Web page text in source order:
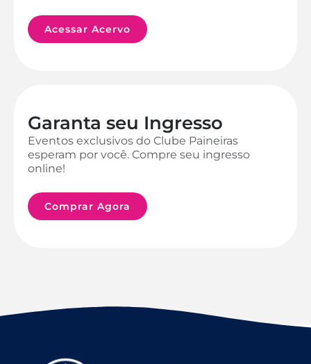
Acessar Acervo
Garanta seu Ingresso
Eventos exclusivos do Clube Paineiras
esperam por você. Compre seu ingresso
online!
Comprar Agora